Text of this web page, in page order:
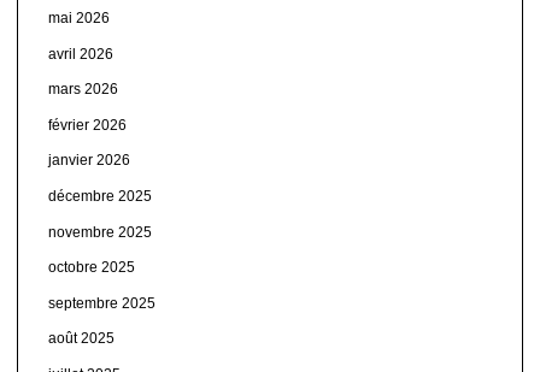
mai 2026
avril 2026
mars 2026
février 2026
janvier 2026
décembre 2025
novembre 2025
octobre 2025
septembre 2025
août 2025